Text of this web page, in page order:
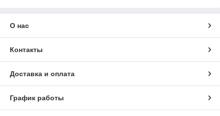
О нас
Контакты
Доставка и оплата
График работы